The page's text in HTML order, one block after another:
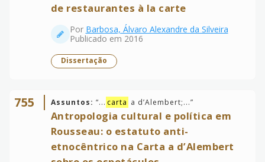
de restaurantes à la carte
Por Barbosa, Álvaro Alexandre da Silveira
Publicado em 2016
Dissertação
755 Assuntos: “... carta a d’Alembert;...”
Antropologia cultural e política em
Rousseau: o estatuto anti-
etnocêntrico na Carta a d’Alembert